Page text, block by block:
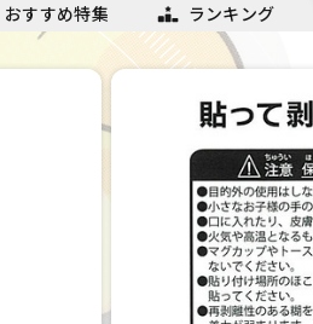
おすすめ特集 ランキング